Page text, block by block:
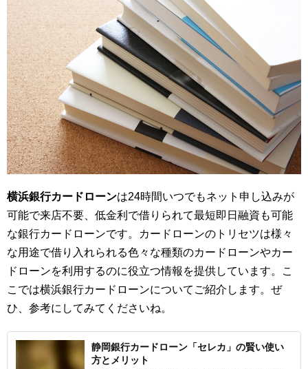
横浜銀行カードローンは24時間いつでもネット申し込みが
可能で来店不要、低金利で借りられて最短即日融資も可能
な銀行カードローンです。カードローンのトリセツは様々
な用途で借り入れられる色々な種類のカードローンやカー
ドローンを利用するのに役立つ情報を提供しています。こ
こでは横浜銀行カードローンについてご紹介します。ぜ
ひ、参考にしてみてくださいね。
静岡銀行カードローン「セレカ」の賢い使い
方とメリット